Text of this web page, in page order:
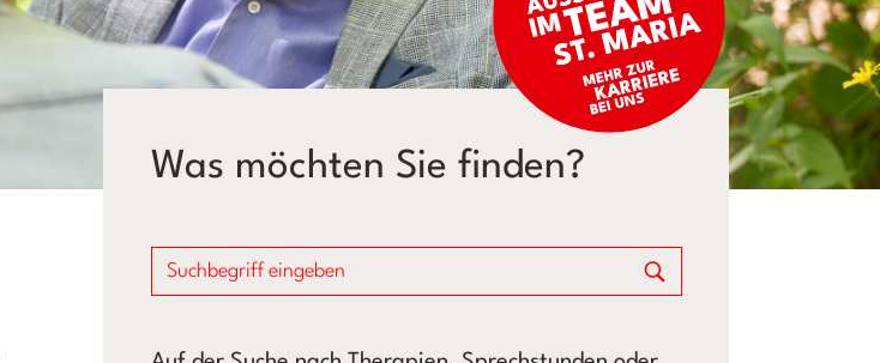
Was möchten Sie finden?